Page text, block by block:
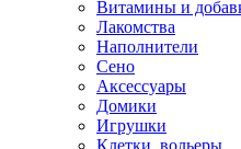
Витамины и
Лакомства
Наполнители
Сено
Аксессуары
Домики
Игрушки
Клетки, вольеры